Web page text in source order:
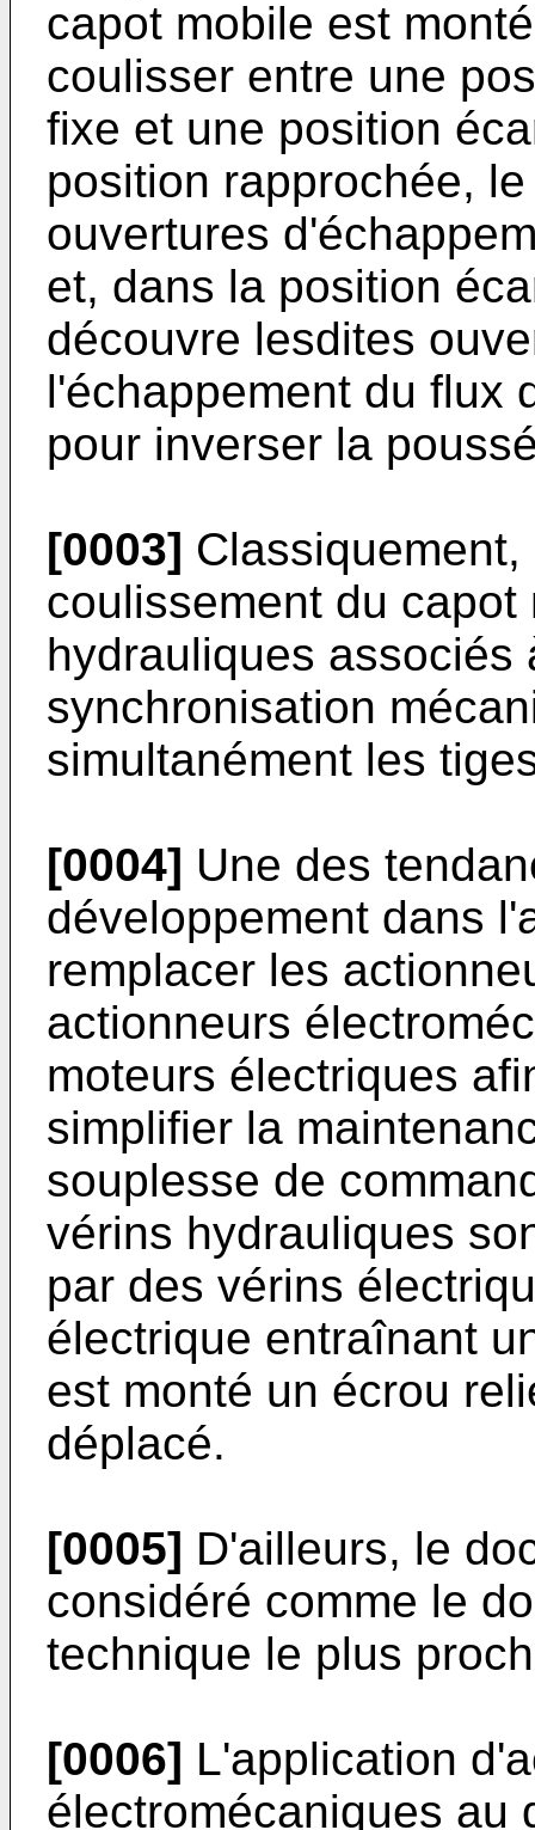
capot mobile est
coulisser entre une
fixe et une position
position rapprochée,
ouvertures
et, dans la position
découvre lesdites
l'échappement du flux
pour inverser la
[0003]
coulissement du
hydrauliques associés
synchronisation
simultanément les
[0004] Une des
développement dans
remplacer les
actionneurs
moteurs électriques
simplifier la
souplesse de
vérins hydrauliques
par des vérins
électrique entraînant
est monté un écrou
déplacé.
[0005] D'ailleurs, le
considéré comme le
technique le plus
[0006] L'application
électromécaniques au